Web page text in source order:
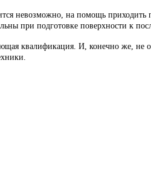
невозможно, на помощь
при подготовке поверхности к
квалификация. И, конечно же, не